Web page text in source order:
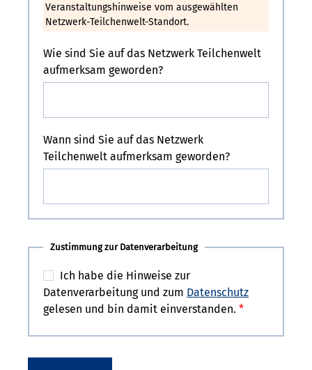
Veranstaltungshinweise vom ausgewählten
Netzwerk-Teilchenwelt-Standort.
Wie sind Sie auf das Netzwerk Teilchenwelt
aufmerksam geworden?
Wann sind Sie auf das Netzwerk
Teilchenwelt aufmerksam geworden?
Zustimmung zur Datenverarbeitung
Ich habe die Hinweise zur
Datenverarbeitung und zum Datenschutz
gelesen und bin damit einverstanden.